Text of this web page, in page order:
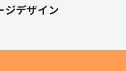
ジデザイン